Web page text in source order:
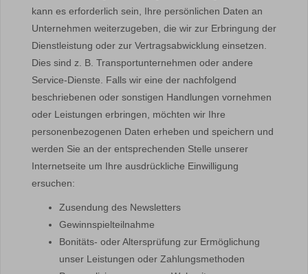
kann es erforderlich sein, Ihre persönlichen Daten an
Unternehmen weiterzugeben, die wir zur Erbringung der
Dienstleistung oder zur Vertragsabwicklung einsetzen.
Dies sind z. B. Transportunternehmen oder andere
Service-Dienste. Falls wir eine der nachfolgend
beschriebenen oder sonstigen Handlungen vornehmen
oder Leistungen erbringen, möchten wir Ihre
personenbezogenen Daten erheben und speichern und
werden Sie an der entsprechenden Stelle unserer
Internetseite um Ihre ausdrückliche Einwilligung
ersuchen:
Zusendung des Newsletters
Gewinnspielteilnahme
Bonitäts- oder Altersprüfung zur Ermöglichung
unser Leistungen oder Zahlungsmethoden